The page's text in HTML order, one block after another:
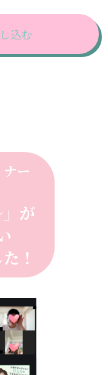
込む
ー
」が
！